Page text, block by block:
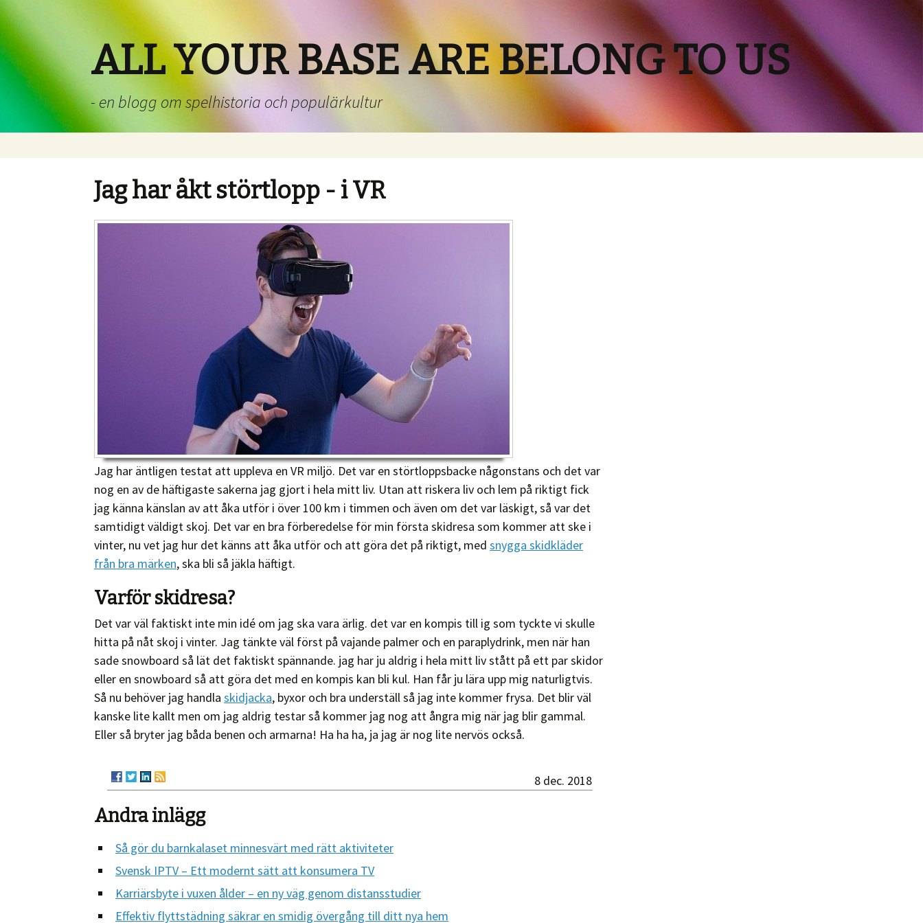
ALL YOUR BASE ARE BELONG TO US
- en blogg om spelhistoria och populärkultur
Jag har åkt störtlopp - i VR
Jag har äntligen testat att uppleva en VR miljö. Det var en störtloppsbacke någonstans och det var
nog en av de häftigaste sakerna jag gjort i hela mitt liv. Utan att riskera liv och lem på riktigt fick
jag känna känslan av att åka utför i över 100 km i timmen och även om det var läskigt, så var det
samtidigt väldigt skoj. Det var en bra förberedelse för min första skidresa som kommer att ske i
vinter, nu vet jag hur det känns att åka utför och att göra det på riktigt, med snygga skidkläder
från bra märken, ska bli så jäkla häftigt.
Varför skidresa?
Det var väl faktiskt inte min idé om jag ska vara ärlig. det var en kompis till ig som tyckte vi skulle
hitta på nåt skoj i vinter. Jag tänkte väl först på vajande palmer och en paraplydrink, men när han
sade snowboard så lät det faktiskt spännande. jag har ju aldrig i hela mitt liv stått på ett par skidor
eller en snowboard så att göra det med en kompis kan bli kul. Han får ju lära upp mig naturligtvis.
Så nu behöver jag handla skidjacka, byxor och bra underställ så jag inte kommer frysa. Det blir väl
kanske lite kallt men om jag aldrig testar så kommer jag nog att ångra mig när jag blir gammal.
Eller så bryter jag båda benen och armarna! Ha ha ha, ja jag är nog lite nervös också.
8 dec. 2018
Andra inlägg
Så gör du barnkalaset minnesvärt med rätt aktiviteter
Svensk IPTV – Ett modernt sätt att konsumera TV
Karriärsbyte i vuxen ålder – en ny väg genom distansstudier
Effektiv flyttstädning säkrar en smidig övergång till ditt nya hem